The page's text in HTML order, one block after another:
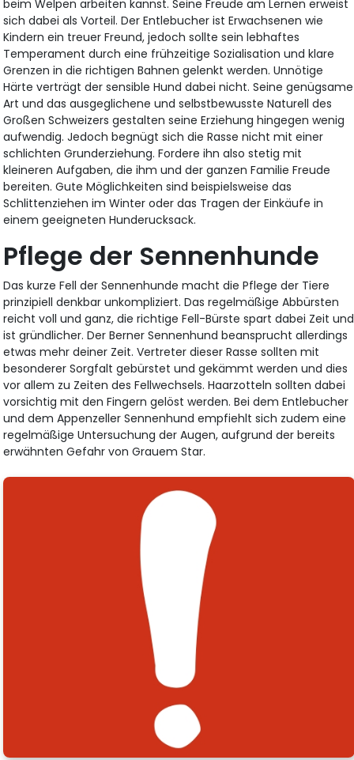
beim Welpen arbeiten kannst. Seine Freude am Lernen erweist
sich dabei als Vorteil. Der Entlebucher ist Erwachsenen wie
Kindern ein treuer Freund, jedoch sollte sein lebhaftes
Temperament durch eine frühzeitige Sozialisation und klare
Grenzen in die richtigen Bahnen gelenkt werden. Unnötige
Härte verträgt der sensible Hund dabei nicht. Seine genügsame
Art und das ausgeglichene und selbstbewusste Naturell des
Großen Schweizers gestalten seine Erziehung hingegen wenig
aufwendig. Jedoch begnügt sich die Rasse nicht mit einer
schlichten Grunderziehung. Fordere ihn also stetig mit
kleineren Aufgaben, die ihm und der ganzen Familie Freude
bereiten. Gute Möglichkeiten sind beispielsweise das
Schlittenziehen im Winter oder das Tragen der Einkäufe in
einem geeigneten Hunderucksack.
Pflege der Sennenhunde
Das kurze Fell der Sennenhunde macht die Pflege der Tiere
prinzipiell denkbar unkompliziert. Das regelmäßige Abbürsten
reicht voll und ganz, die richtige Fell-Bürste spart dabei Zeit und
ist gründlicher. Der Berner Sennenhund beansprucht allerdings
etwas mehr deiner Zeit. Vertreter dieser Rasse sollten mit
besonderer Sorgfalt gebürstet und gekämmt werden und dies
vor allem zu Zeiten des Fellwechsels. Haarzotteln sollten dabei
vorsichtig mit den Fingern gelöst werden. Bei dem Entlebucher
und dem Appenzeller Sennenhund empfiehlt sich zudem eine
regelmäßige Untersuchung der Augen, aufgrund der bereits
erwähnten Gefahr von Grauem Star.